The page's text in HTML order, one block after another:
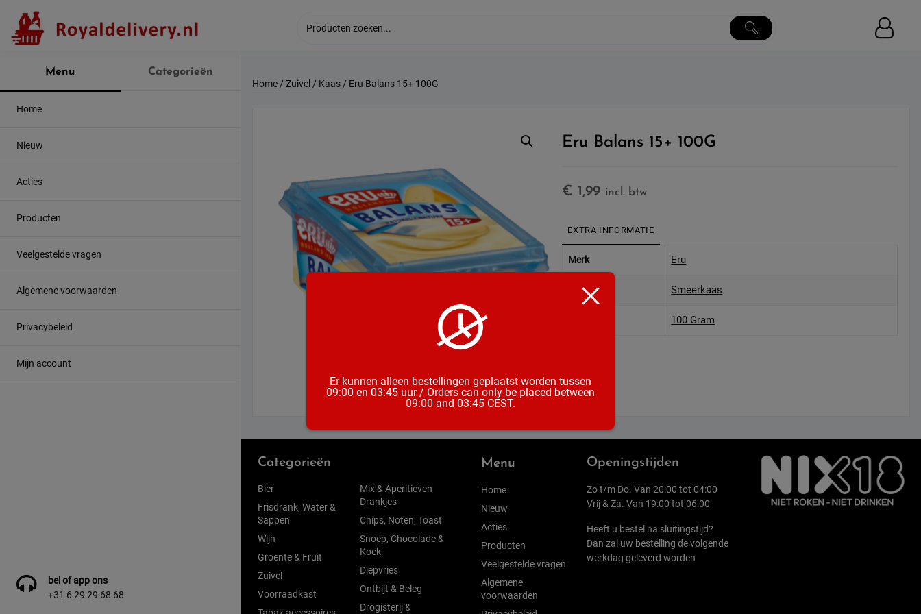
content
Menu Categorieën
Home
Nieuw
Acties
Producten
Veelgestelde vragen
Algemene voorwaarden
Privacybeleid
Mijn account
bel of app ons
+31 6 29 29 68 68
Home/ Zuivel / Kaas/ Eru Balans 15+ 100G
Eru Balans 15+ 100G
€ 1,99 incl. btw
EXTRA INFORMATIE
Merk Eru
Soort Smeerkaas
100 Gram
Categorieën
Bier
Frisdrank, Water &
Sappen
Wijn
Groente & Fruit
Zuivel
Voorraadkast
Mix & Aperitieven
Drankjes
Chips, Noten, Toast
Snoep, Chocolade &
Koek
Diepvries
Ontbijt & Beleg
Drogisterij &
Menu
Home
Nieuw
Acties
Producten
Veelgestelde vragen
Algemene
voorwaarden
Openingstijden
Zo t/m Do. Van 20:00 tot 04:00
Vrij & Za. Van 19:00 tot 06:00
Heeft u bestel na sluitingstijd?
Dan zal uw bestelling de volgende
werkdag geleverd worden
Er kunnen alleen bestellingen geplaatst worden tussen
09:00 en 03:45 uur / Orders can only be placed between
09:00 and 03:45 CEST.